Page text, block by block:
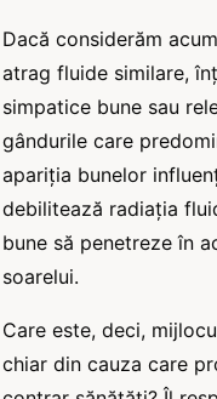
Dacă considerăm
atrag fluide similare,
simpatice bune sau
gândurile care
apariția bunelor
debilitează radiația
bune să penetreze în
soarelui.
Care este, deci,
chiar din cauza care